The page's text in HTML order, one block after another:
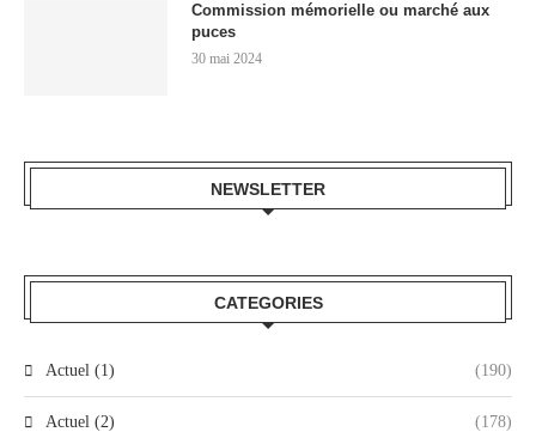
Commission mémorielle ou marché aux
puces
30 mai 2024
NEWSLETTER
CATEGORIES
Actuel (1) (190)
Actuel (2) (178)